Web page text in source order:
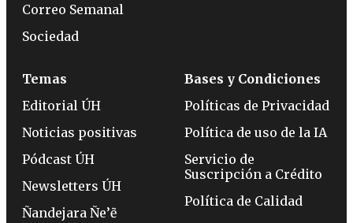
Correo Semanal
Sociedad
Temas
Editorial ÚH
Noticias positivas
Pódcast ÚH
Newsletters ÚH
Ñandejara Ñe’ẽ
Bases y Condiciones
Políticas de Privacidad
Política de uso de la IA
Servicio de
Suscripción a Crédito
Política de Calidad